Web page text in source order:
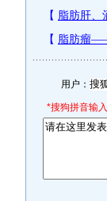
用户：
*搜狗拼音输